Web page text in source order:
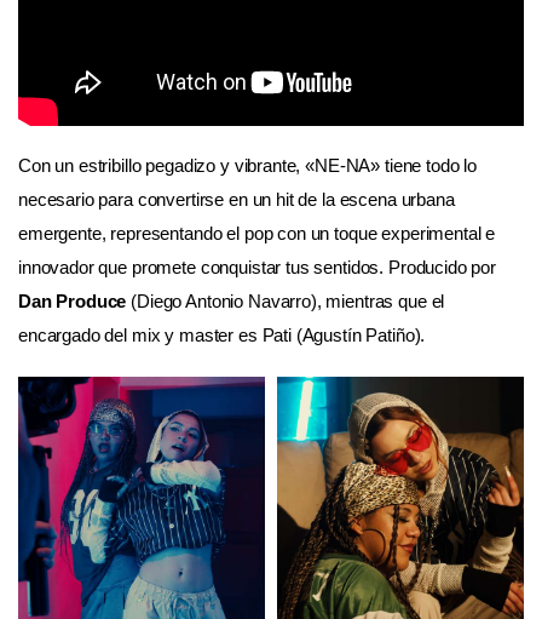
Con un estribillo pegadizo y vibrante, «NE-NA» tiene todo lo
necesario para convertirse en un hit de la escena urbana
emergente, representando el pop con un toqueexperimental e
innovador que promete conquistar tus sentidos. Producido por
Dan Produce (Diego Antonio Navarro), mientras que el
encargado del mix y master es Pati (Agustín Patiño).